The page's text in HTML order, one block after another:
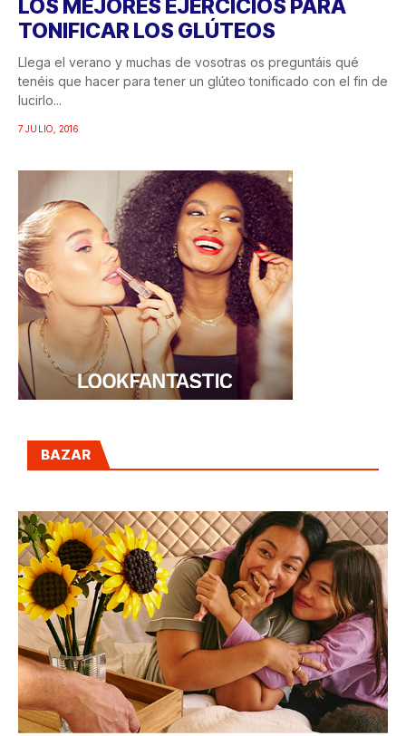
LOS MEJORES EJERCICIOS PARA
TONIFICAR LOS GLÚTEOS
Llega el verano y muchas de vosotras os preguntáis qué
tenéis que hacer para tener un glúteo tonificado con el fin de
lucirlo...
7 JULIO, 2016
BAZAR